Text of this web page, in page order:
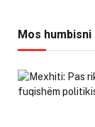
Mos humbisni